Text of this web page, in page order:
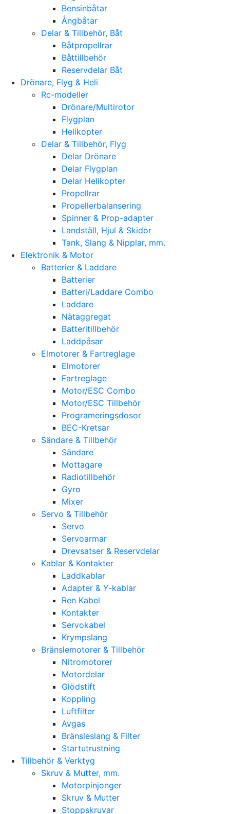
Bensinbåtar
Ångbåtar
Delar & Tillbehör, Båt
Båtpropellrar
Båttillbehör
Reservdelar Båt
Drönare, Flyg & Heli
Rc-modeller
Drönare/Multirotor
Flygplan
Helikopter
Delar & Tillbehör, Flyg
Delar Drönare
Delar Flygplan
Delar Helikopter
Propellrar
Propellerbalansering
Spinner & Prop-adapter
Landställ, Hjul & Skidor
Tank, Slang & Nipplar, mm.
Elektronik & Motor
Batterier & Laddare
Batterier
Batteri/Laddare Combo
Laddare
Nätaggregat
Batteritillbehör
Laddpåsar
Elmotorer & Fartreglage
Elmotorer
Fartreglage
Motor/ESC Combo
Motor/ESC Tillbehör
Programeringsdosor
BEC-Kretsar
Sändare & Tillbehör
Sändare
Mottagare
Radiotillbehör
Gyro
Mixer
Servo & Tillbehör
Servo
Servoarmar
Drevsatser & Reservdelar
Kablar & Kontakter
Laddkablar
Adapter & Y-kablar
Ren Kabel
Kontakter
Servokabel
Krympslang
Bränslemotorer & Tillbehör
Nitromotorer
Motordelar
Glödstift
Koppling
Luftfilter
Avgas
Bränsleslang & Filter
Startutrustning
Tillbehör & Verktyg
Skruv & Mutter, mm.
Motorpinjonger
Skruv & Mutter
Stoppskruvar